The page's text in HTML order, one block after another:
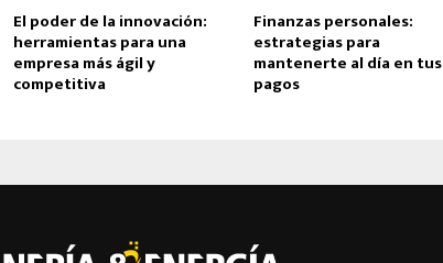
El poder de la innovación:
herramientas para una
empresa más ágil y
competitiva
Finanzas personales:
estrategias para
mantenerte al día en tus
pagos